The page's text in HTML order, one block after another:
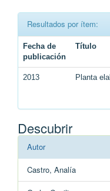
Resultados por ítem:
Fecha de
publicación
Título
2013 Planta
Descubrir
Autor
Castro, Analía